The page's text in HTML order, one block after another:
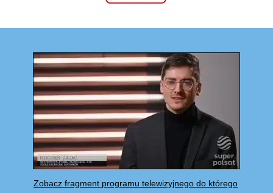
Zobacz fragment programu telewizyjnego do którego